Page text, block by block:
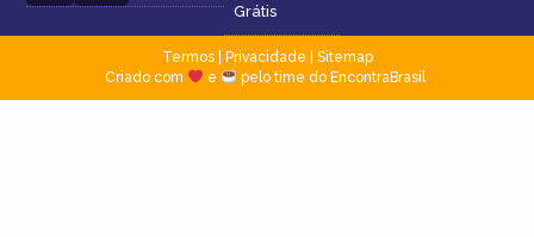
Grátis
Termos| Privacidade
Sitemap
Criado com
e pelo time do EncontraBrasil